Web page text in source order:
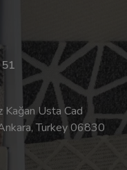
Kağan Usta Cad
Turkey 06830